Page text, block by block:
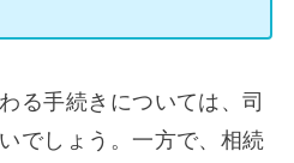
る手続きについては、司
でしょう。一方で、相続